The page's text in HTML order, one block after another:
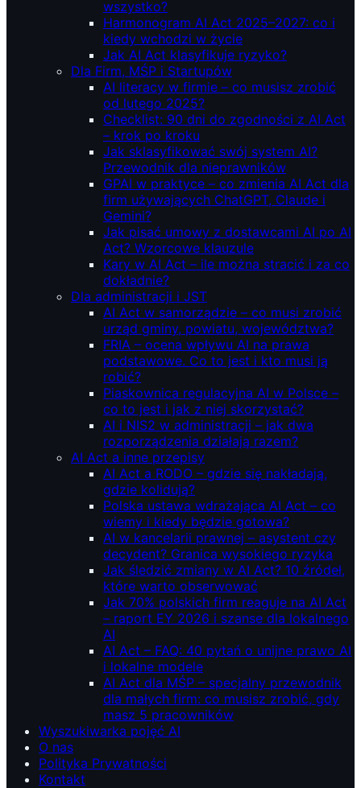
wszystko?
Harmonogram AI Act 2025–2027: co i
kiedy wchodzi w życie
Jak AI Act klasyfikuje ryzyko?
Dla Firm, MŚP i Startupów
AI literacy w firmie – co musisz zrobić
od lutego 2025?
Checklist: 90 dni do zgodności z AI Act
– krok po kroku
Jak sklasyfikować swój system AI?
Przewodnik dla nieprawników
GPAI w praktyce – co zmienia AI Act dla
firm używających ChatGPT, Claude i
Gemini?
Jak pisać umowy z dostawcami AI po AI
Act? Wzorcowe klauzule
Kary w AI Act – ile można stracić i za co
dokładnie?
Dla administracji i JST
AI Act w samorządzie – co musi zrobić
urząd gminy, powiatu, województwa?
FRIA – ocena wpływu AI na prawa
podstawowe. Co to jest i kto musi ją
robić?
Piaskownica regulacyjna AI w Polsce –
co to jest i jak z niej skorzystać?
AI i NIS2 w administracji – jak dwa
rozporządzenia działają razem?
AI Act a inne przepisy
AI Act a RODO – gdzie się nakładają,
gdzie kolidują?
Polska ustawa wdrażająca AI Act – co
wiemy i kiedy będzie gotowa?
AI w kancelarii prawnej – asystent czy
decydent? Granica wysokiego ryzyka
Jak śledzić zmiany w AI Act? 10 źródeł,
które warto obserwować
Jak 70% polskich firm reaguje na AI Act
– raport EY 2026 i szanse dla lokalnego
AI
AI Act – FAQ: 40 pytań o unijne prawo AI
i lokalne modele
AI Act dla MŚP – specjalny przewodnik
dla małych firm: co musisz zrobić, gdy
masz 5 pracowników
Wyszukiwarka pojęć AI
O nas
Polityka Prywatności
Kontakt